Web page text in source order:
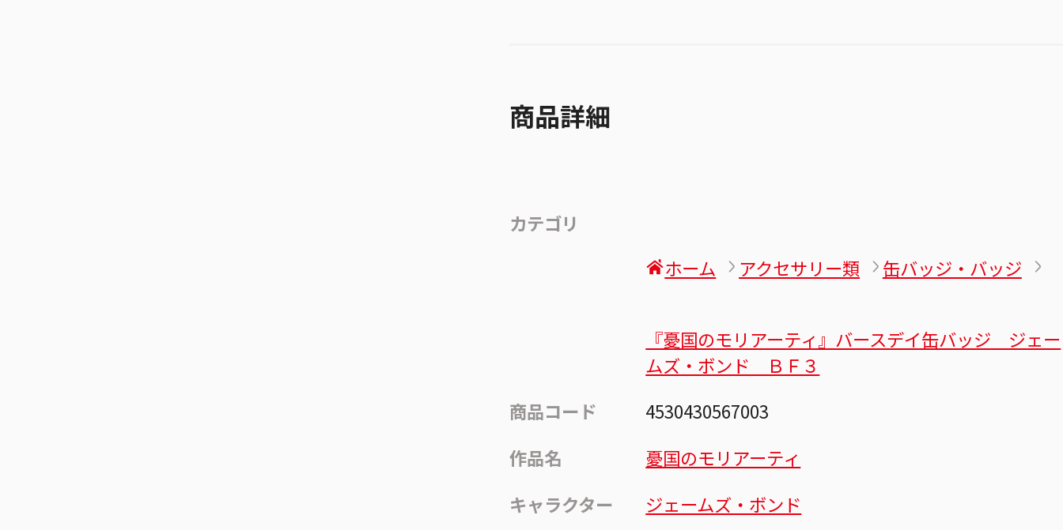
商品詳細
カテゴリ
ホーム
アクセサリー類 缶バッジ・バッジ
『憂国のモリアーティ』バースデイ缶バッジ ジェー
ムズ・ボンド ＢＦ３
商品コード
4530430567003
作品名
憂国のモリアーティ
キャラクター
ジェームズ・ボンド